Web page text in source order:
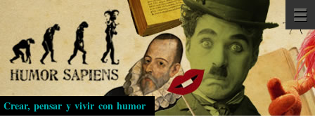
Pasar
al
contenido
principal
Crear, pensar y vivir con humor